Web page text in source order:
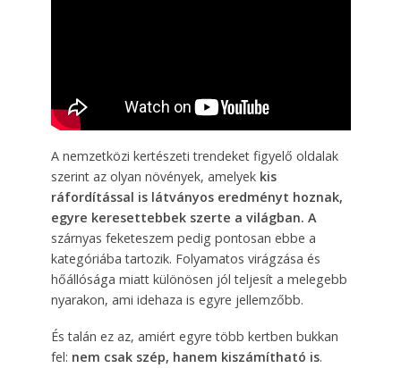
A nemzetközi kertészeti trendeket figyelő oldalak
szerint az olyan növények, amelyek kis
ráfordítással is látványos eredményt hoznak,
egyre keresettebbek szerte a világban. A
szárnyas feketeszem pedig pontosan ebbe a
kategóriába tartozik. Folyamatos virágzása és
hőállósága miatt különösen jól teljesít a melegebb
nyarakon, ami idehaza is egyre jellemzőbb.
És talán ez az, amiért egyre több kertben bukkan
fel: nem csak szép, hanem kiszámítható is.